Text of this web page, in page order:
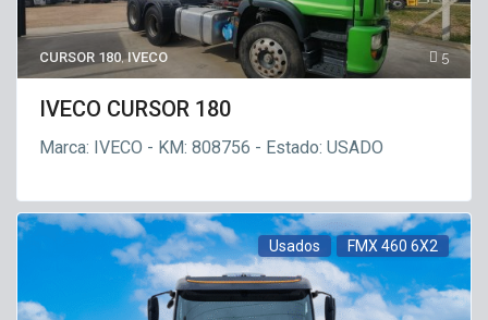
5
CURSOR 180,IVECO
IVECO CURSOR 180
Marca: IVECO - KM: 808756 - Estado: USADO
Usados FMX 460 6X2